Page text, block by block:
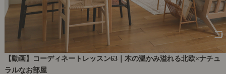
【動画】コーディネートレッスン63｜木の温かみ溢れる北欧×ナチュ
ラルなお部屋